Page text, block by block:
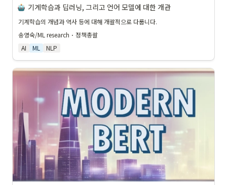
기계학습과 딥러닝, 그리고 언어 모델에 대한 개관
기계학습의 개념과 역사 등에 대해 개괄적으로 다룹니다.
송영숙/ML research · 정책총괄
AI
ML NLP